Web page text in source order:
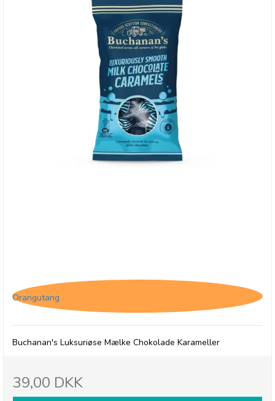
Orangutang
Buchanan's Luksuriøse Mælke Chokolade Karameller
39,00 DKK